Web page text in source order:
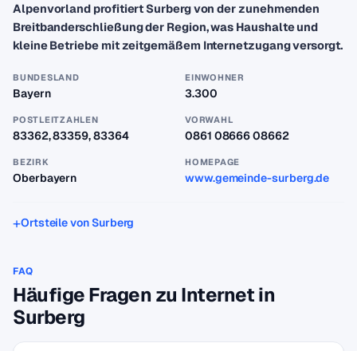
Alpenvorland profitiert Surberg von der zunehmenden
Breitbanderschließung der Region, was Haushalte und
kleine Betriebe mit zeitgemäßem Internetzugang versorgt.
BUNDESLAND
Bayern
EINWOHNER
3.300
POSTLEITZAHLEN
83362, 83359, 83364
VORWAHL
0861 08666 08662
BEZIRK
Oberbayern
HOMEPAGE
www.gemeinde-surberg.de
Ortsteile von Surberg
FAQ
Häufige Fragen zu Internet in
Surberg